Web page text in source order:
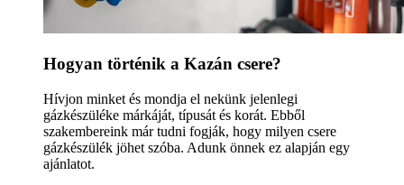
Hogyan történik a Kazán csere?
Hívjon minket és mondja el nekünk jelenlegi
gázkészüléke márkáját, típusát és korát. Ebből
szakembereink már tudni fogják, hogy milyen csere
gázkészülék jöhet szóba. Adunk önnek ez alapján egy
ajánlatot.